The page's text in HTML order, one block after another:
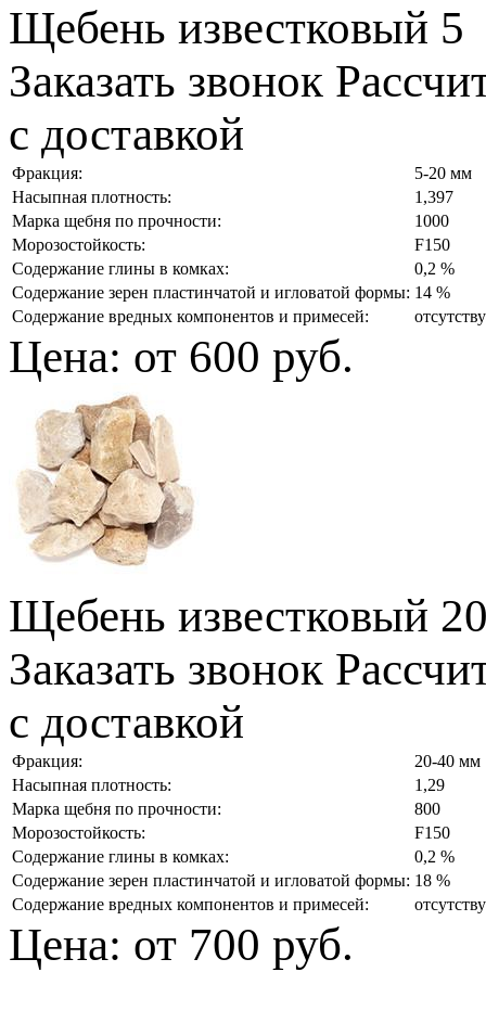
Щебень известковый 5
Заказать звонок
с доставкой
Фракция:
5-20 мм
Насыпная плотность:
1,397
Марка щебня по прочности:
1000
Морозостойкость:
F150
Содержание глины в комках:
0,2 %
Содержание зерен пластинчатой и игловатой формы: 14 %
Содержание вредных компонентов и примесей:
Цена: от 600 руб.
Щебень известковый
Заказать звонок
с доставкой
Фракция:
20-40 мм
Насыпная плотность:
1,29
Марка щебня по прочности:
800
Морозостойкость:
F150
Содержание глины в комках:
0,2 %
Содержание зерен пластинчатой и игловатой формы: 18 %
Содержание вредных компонентов и примесей:
Цена: от 700 руб.